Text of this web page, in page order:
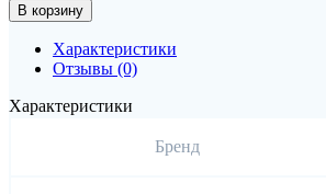
В корзину
Характеристики
Отзывы (0)
Характеристики
Бренд